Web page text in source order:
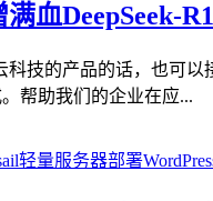
血DeepSeek-
技的产品的话，也可以
帮助我们的企业在应...